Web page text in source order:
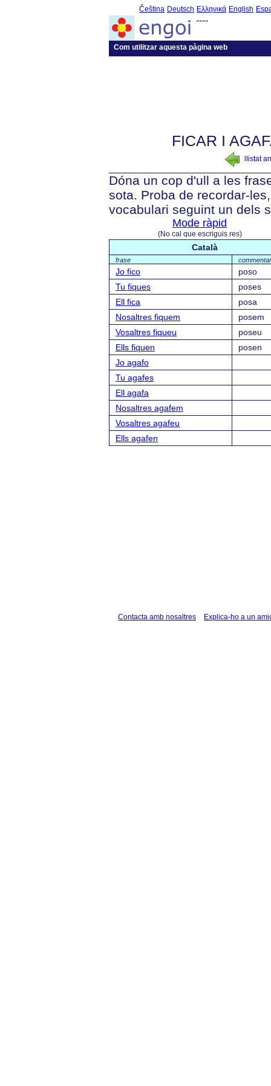
Čeština Deutsch Ελληνικά English
----
Com utilitzar aquesta pàgina web
FICAR I
llistat
Dóna un cop d'ull a les
sota. Proba de recordar-
vocabulari seguint un dels
Mode ràpid
(No cal que escriguis res)
Català
frase
Jo fico
poso
Tu fiques
poses
Ell fica
posa
Nosaltres fiquem
posem
Vosaltres fiqueu
poseu
Ells fiquen
posen
Jo agafo
Tu agafes
Ell agafa
Nosaltres agafem
Vosaltres agafeu
Ells agafen
Contacta amb nosaltres Explica-ho a un